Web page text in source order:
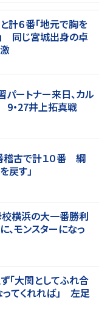
計６番「地元で胸を
同じ宮城出身の卓
パートナー来日、カル
9・27井上拓真戦
稽古で計１０番 綱
戻す」
横浜の大一番勝利
モンスターになっ
「大関としてふれ合
ってくれれば」 左足